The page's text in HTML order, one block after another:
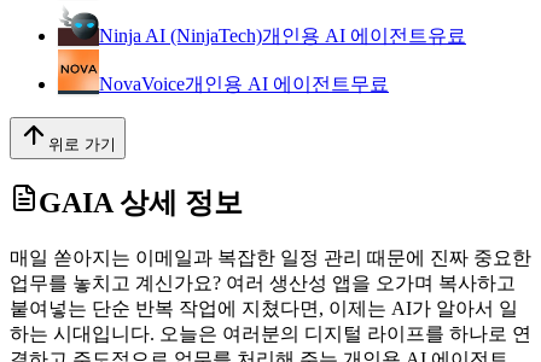
Ninja AI (NinjaTech)개인용 AI 에이전트유료
NovaVoice개인용 AI 에이전트무료
위로 가기
GAIA 상세 정보
매일 쏟아지는 이메일과 복잡한 일정 관리 때문에 진짜 중요한
업무를 놓치고 계신가요? 여러 생산성 앱을 오가며 복사하고
붙여넣는 단순 반복 작업에 지쳤다면, 이제는 AI가 알아서 일
하는 시대입니다. 오늘은 여러분의 디지털 라이프를 하나로 연